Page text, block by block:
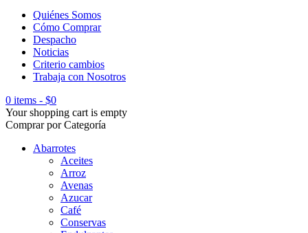
Quiénes Somos
Cómo Comprar
Despacho
Noticias
Criterio cambios
Trabaja con Nosotros
0 items - $0
Your shopping cart is empty
Comprar por Categoría
Abarrotes
Aceites
Arroz
Avenas
Azucar
Café
Conservas